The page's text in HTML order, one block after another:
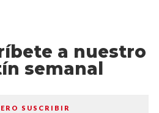
a nuestro
semanal
SUSCRIBIR